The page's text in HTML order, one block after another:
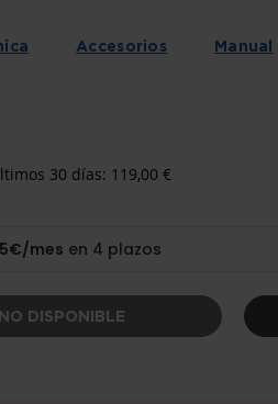
Accesorios Manual
30 días: 119,00 €
DISPONIBLE